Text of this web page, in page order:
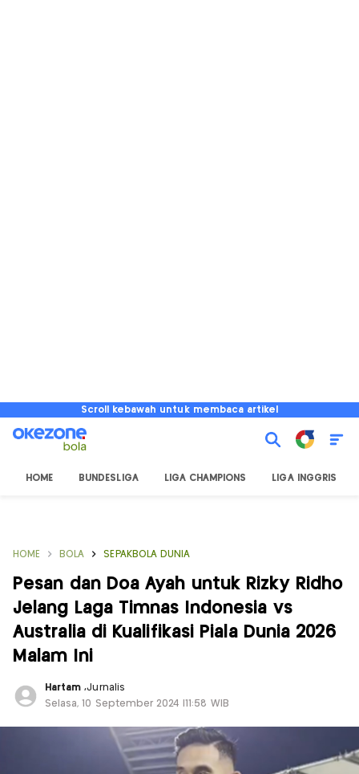
Scroll kebawah untuk membaca artikel
HOME BUNDESLIGA LIGA CHAMPIONS LIGA INGGRIS
HOME BOLA SEPAKBOLA DUNIA
Pesan dan Doa Ayah untuk Rizky Ridho
Jelang Laga Timnas Indonesia vs
Australia di Kualifikasi Piala Dunia 2026
Malam Ini
Hartam,Jurnalis
Selasa, 10 September 2024 |11:58 WIB